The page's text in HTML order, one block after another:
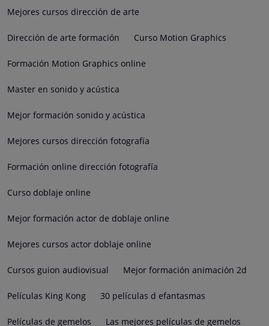
Mejores cursos dirección de arte
Dirección de arte formación Curso Motion Graphics
Formación Motion Graphics online
Master en sonido y acústica
Mejor formación sonido y acústica
Mejores cursos dirección fotografía
Formación online dirección fotografía
Curso doblaje online
Mejor formación actor de doblaje online
Mejores cursos actor doblaje online
Cursos guion audiovisual Mejor formación animación 2d
Películas King Kong 30 películas d efantasmas
Películas de gemelos Las mejores películas de gemelos